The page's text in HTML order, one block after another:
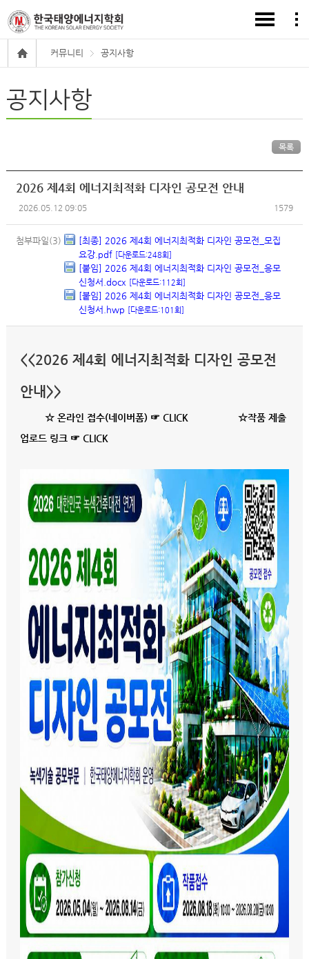
커뮤니티 공지사항
공지사항
목록
2026 제4회 에너지최적화 디자인 공모전 안내
2026.05.12 09:05 1579
첨부파일(3)
[최종] 2026 제4회 에너지최적화 디자인 공모전_모집
요강.pdf [다운로드:248회]
[붙임] 2026 제4회 에너지최적화 디자인 공모전_응모
신청서.docx [다운로드:112회]
[붙임] 2026 제4회 에너지최적화 디자인 공모전_응모
신청서.hwp [다운로드:101회]
<<2026 제4회 에너지최적화 디자인 공모전
안내>>
☆ 온라인 접수(네이버폼) ☞ CLICK
☆작품 제출
업로드 링크 ☞ CLICK